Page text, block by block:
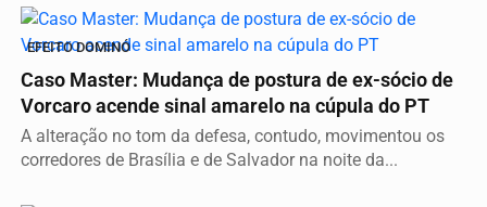
EFEITO DOMINÓ
Caso Master: Mudança de postura de ex-sócio de
Vorcaro acende sinal amarelo na cúpula do PT
A alteração no tom da defesa, contudo, movimentou os
corredores de Brasília e de Salvador na noite da...